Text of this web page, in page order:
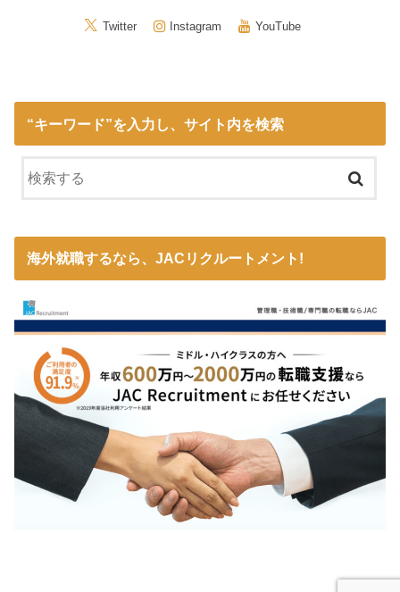
Twitter Instagram YouTube
“キーワード”を入力し、サイト内を検索
海外就職するなら、JACリクルートメント!